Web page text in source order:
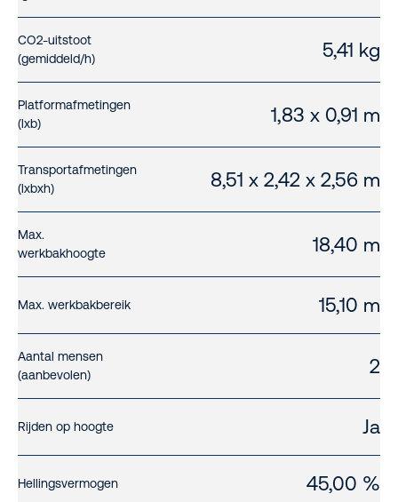
CO2-uitstoot
(gemiddeld/h)
5,41 kg
Platformafmetingen
(lxb)
1,83 x 0,91 m
Transportafmetingen
(lxbxh)
8,51 x 2,42 x 2,56 m
Max.
werkbakhoogte
18,40 m
Max. werkbakbereik 15,10 m
Aantal mensen
(aanbevolen)
2
Rijden op hoogte Ja
Hellingsvermogen 45,00 %